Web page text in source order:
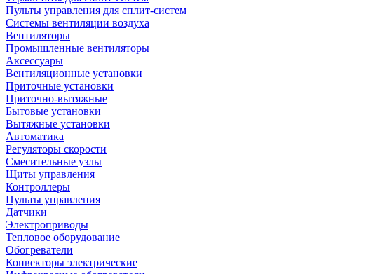
Пульты управления для сплит-систем
Системы вентиляции воздуха
Вентиляторы
Промышленные вентиляторы
Аксессуары
Вентиляционные установки
Приточные установки
Приточно-вытяжные
Бытовые установки
Вытяжные установки
Автоматика
Регуляторы скорости
Смесительные узлы
Щиты управления
Контроллеры
Пульты управления
Датчики
Электроприводы
Тепловое оборудование
Обогреватели
Конвекторы электрические